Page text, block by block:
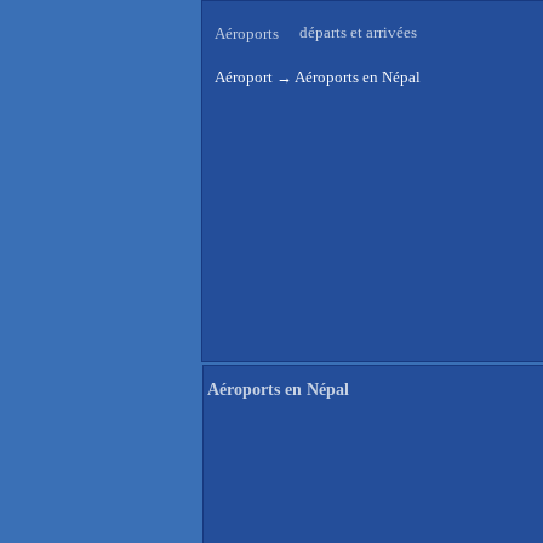
Aéroports départs et arrivées
Aéroport → Aéroports en Népal
Aéroports en Népal